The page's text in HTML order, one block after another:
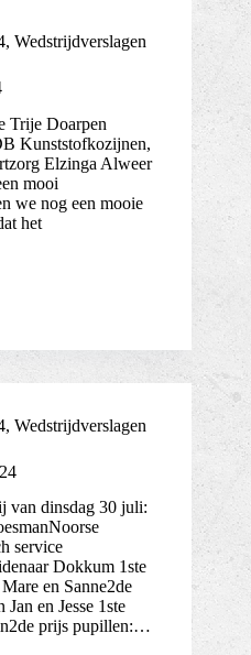
, Wedstrijdverslagen
Trije Doarpen
Kunststofkozijnen,
Elzinga Alweer
mooi
we nog een mooie
het
, Wedstrijdverslagen
van dinsdag 30 juli:
service
Dokkum 1ste
en Sanne2de
en Jesse 1ste
prijs pupillen:…